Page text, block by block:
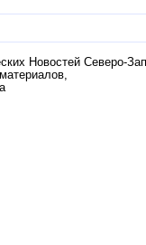
Новостей Северо-